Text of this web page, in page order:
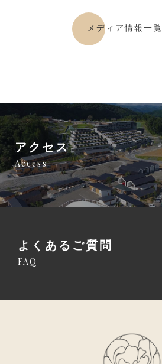
メディア情報一覧
アクセス
Access
よくあるご質問
FAQ